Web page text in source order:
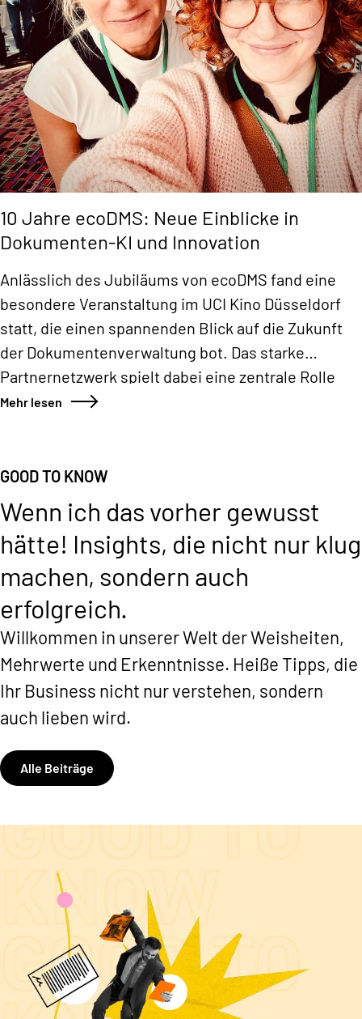
10 Jahre ecoDMS: Neue Einblicke in
Dokumenten-KI und Innovation
Anlässlich des Jubiläums von ecoDMS fand eine
besondere Veranstaltung im UCI Kino Düsseldorf
statt, die einen spannenden Blick auf die Zukunft
der Dokumentenverwaltung bot. Das starke
Partnernetzwerk spielt dabei eine zentrale Rolle
und ist ein wichtiger Baustein für den Erfolg des
Mehr lesen
GOOD TO KNOW
Wenn ich das vorher gewusst
hätte! Insights, die nicht nur klug
machen, sondern auch
erfolgreich.
Willkommen in unserer Welt der Weisheiten,
Mehrwerte und Erkenntnisse. Heiße Tipps, die
Ihr Business nicht nur verstehen, sondern
auch lieben wird.
Alle Beiträge